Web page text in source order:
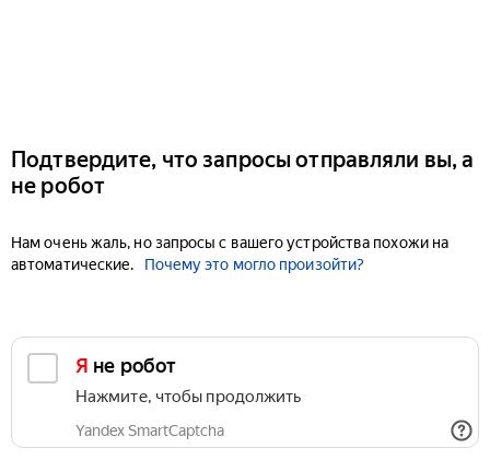
Подтвердите, что запросы отправляли вы, а
не робот
Нам очень жаль, но запросы с вашего устройства похожи на
автоматические.
Почему это могло произойти?
Я не робот
Нажмите, чтобы продолжить
Yandex SmartCaptcha